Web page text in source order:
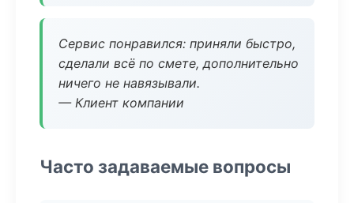
Сервис понравился: приняли быстро,
сделали всё по смете, дополнительно
ничего не навязывали.
— Клиент компании
Часто задаваемые вопросы